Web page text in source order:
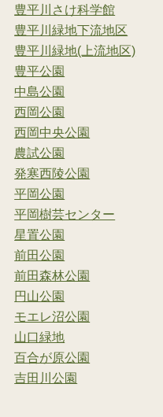
豊平川さけ科学館
豊平川緑地下流地区
豊平川緑地(上流地区)
豊平公園
中島公園
西岡公園
西岡中央公園
農試公園
発寒西陵公園
平岡公園
平岡樹芸センター
星置公園
前田公園
前田森林公園
円山公園
モエレ沼公園
山口緑地
百合が原公園
吉田川公園